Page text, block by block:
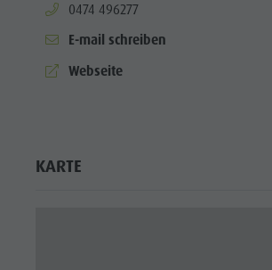
aria.phone:
0474 496277
E-mail schreiben
aria.website:
Webseite
KARTE